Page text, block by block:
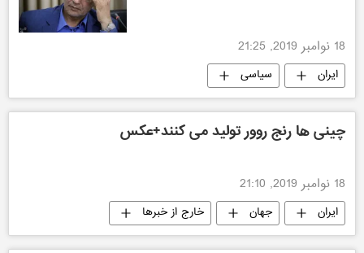
18 نوامبر 2019, 21:25
ایران سیاسی
چینی ها رنج روور تولید می کنند+عکس
18 نوامبر 2019, 21:10
ایران جهان خارج از خبرها